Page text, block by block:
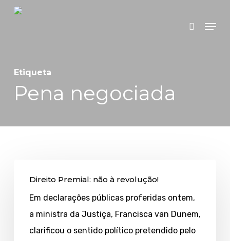
Skip
search
Menu
Etiqueta
Pena negociada
Premial:
revolução!
Direito Premial: não à revolução!
Em declarações públicas proferidas ontem,
a ministra da Justiça, Francisca van Dunem,
clarificou o sentido político pretendido pelo